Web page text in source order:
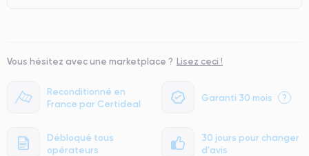
Reconditionné en
France par Certideal
Garanti 30 mois ?
Débloqué tous
opérateurs
30 jours pour changer
d'avis
Vous hésitez avec une marketplace ? Lisez ceci !